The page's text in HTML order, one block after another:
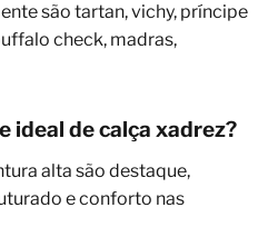
são tartan, vichy, príncipe
check, madras,
ideal de calça xadrez?
alta são destaque,
e conforto nas